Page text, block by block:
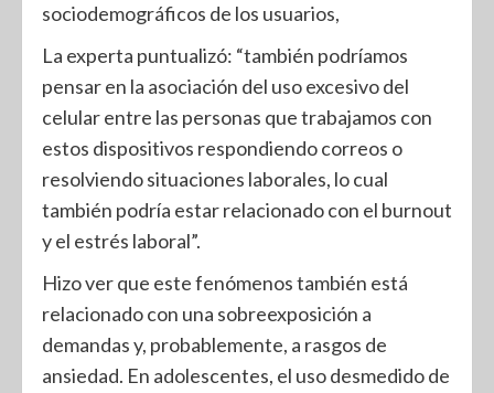
sociodemográficos de los usuarios,
La experta puntualizó: “también podríamos
pensar en la asociación del uso excesivo del
celular entre las personas que trabajamos con
estos dispositivos respondiendo correos o
resolviendo situaciones laborales, lo cual
también podría estar relacionado con el burnout
y el estrés laboral”.
Hizo ver que este fenómenos también está
relacionado con una sobreexposición a
demandas y, probablemente, a rasgos de
ansiedad. En adolescentes, el uso desmedido de